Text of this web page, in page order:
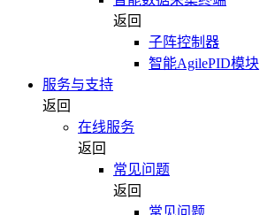
返回
子阵控制器
智能AgilePID模块
服务与支持
返回
在线服务
返回
常见问题
返回
常见问题